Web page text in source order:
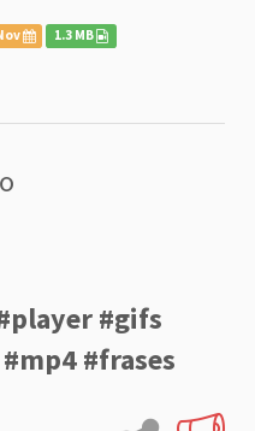
1.3 MB
#gifs
#frases